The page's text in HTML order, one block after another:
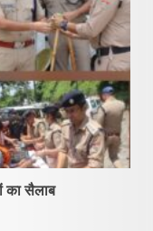
का सैलाब